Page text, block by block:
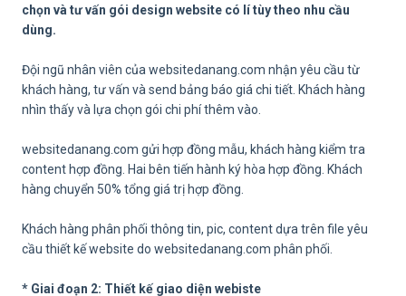
chọn và tư vấn gói design website có lí tùy theo nhu cầu
dùng.
Đội ngũ nhân viên của websitedanang.com nhận yêu cầu từ
khách hàng, tư vấn và send bảng báo giá chi tiết. Khách hàng
nhìn thấy và lựa chọn gói chi phí thêm vào.
websitedanang.com gửi hợp đồng mẫu, khách hàng kiểm tra
content hợp đồng. Hai bên tiến hành ký hòa hợp đồng. Khách
hàng chuyển 50% tổng giá trị hợp đồng.
Khách hàng phân phối thông tin, pic, content dựa trên file yêu
cầu thiết kế website do websitedanang.com phân phối.
* Giai đoạn 2: Thiết kế giao diện webiste